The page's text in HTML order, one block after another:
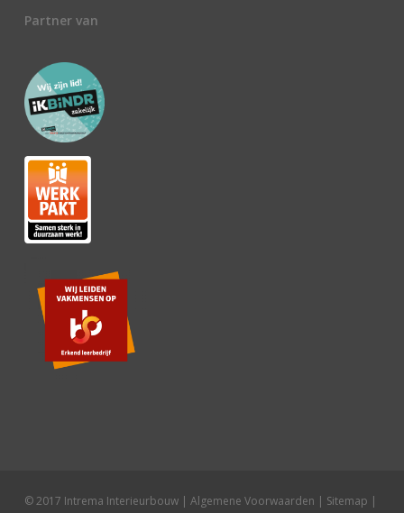
Partner van
© 2017 Intrema Interieurbouw | Algemene Voorwaarden | Sitemap |